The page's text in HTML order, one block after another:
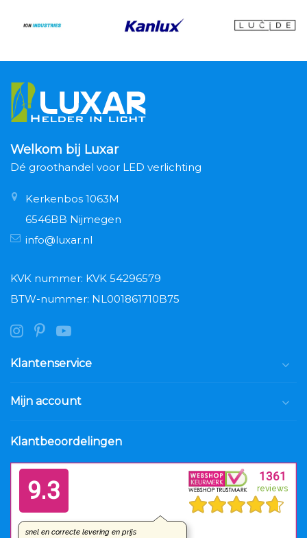
Welkom bij Luxar
Dé groothandel voor LED verlichting
Kerkenbos 1063M
6546BB Nijmegen
info@luxar.nl
KVK nummer: KVK 54296579
BTW-nummer: NL001861710B75
Klantenservice
Mijn account
Klantbeoordelingen